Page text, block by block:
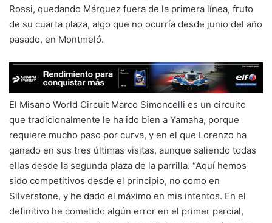
Rossi, quedando Márquez fuera de la primera línea, fruto
de su cuarta plaza, algo que no ocurría desde junio del año
pasado, en Montmeló.
El Misano World Circuit Marco Simoncelli es un circuito
que tradicionalmente le ha ido bien a Yamaha, porque
requiere mucho paso por curva, y en el que Lorenzo ha
ganado en sus tres últimas visitas, aunque saliendo todas
ellas desde la segunda plaza de la parrilla. “Aquí hemos
sido competitivos desde el principio, no como en
Silverstone, y he dado el máximo en mis intentos. En el
definitivo he cometido algún error en el primer parcial,